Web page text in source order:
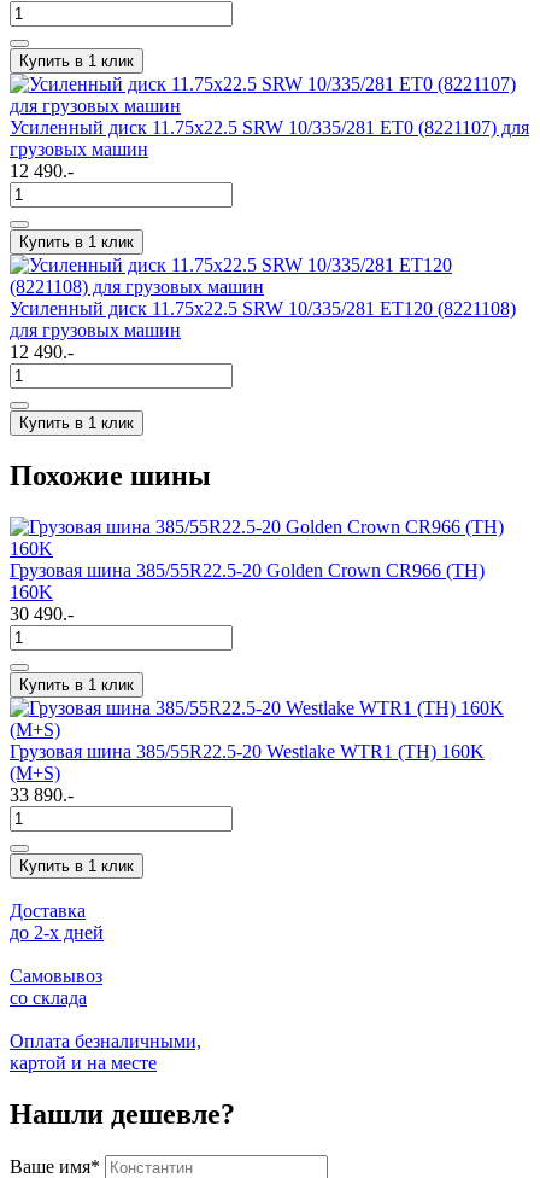
Купить в 1 клик
Усиленный диск 11.75х22.5 SRW 10/335/281 ET0 (8221107) для
грузовых машин
12 490.-
Купить в 1 клик
Усиленный диск 11.75х22.5 SRW 10/335/281 ET120 (8221108)
для грузовых машин
12 490.-
Купить в 1 клик
Похожие шины
Грузовая шина 385/55R22.5-20 Golden Crown CR966 (TH)
160K
30 490.-
Купить в 1 клик
Грузовая шина 385/55R22.5-20 Westlake WTR1 (TH) 160K
(M+S)
33 890.-
Купить в 1 клик
Доставка
до 2-x дней
Самовывоз
со склада
Оплата безналичными,
картой и на месте
Нашли дешевле?
Ваше имя*